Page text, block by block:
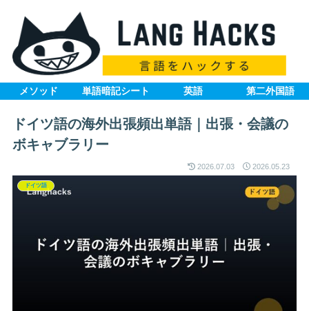
メソッド 単語暗記シート 英語 第二外国語
ドイツ語の海外出張頻出単語｜出張・会議の
ボキャブラリー
2026.07.03 2026.05.23
ドイツ語